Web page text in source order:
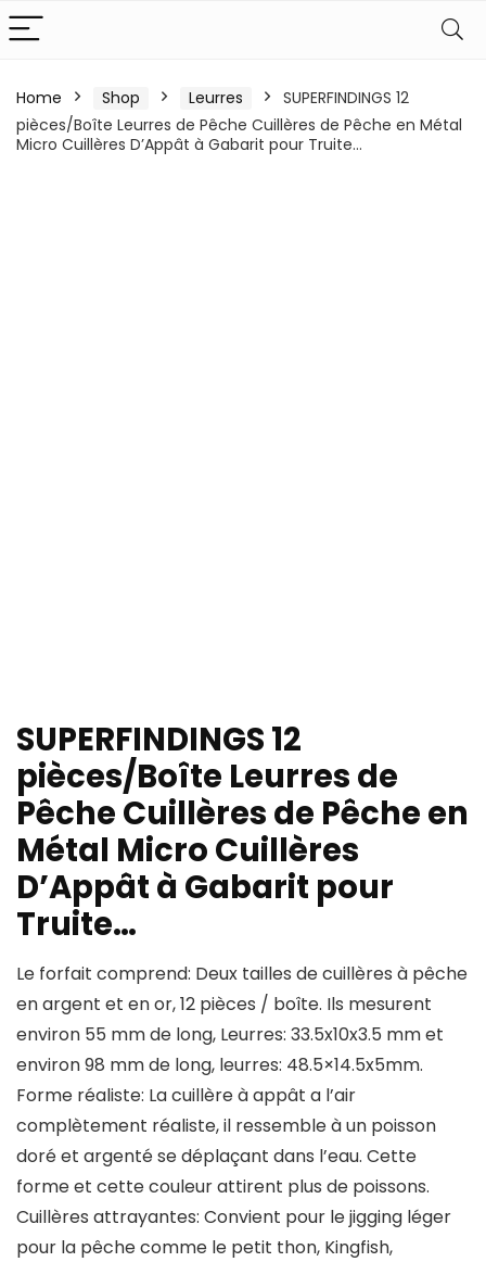
Home Shop Leurres
SUPERFINDINGS 12
pièces/Boîte Leurres de Pêche Cuillères de Pêche en Métal
Micro Cuillères D’Appât à Gabarit pour Truite…
SUPERFINDINGS 12
pièces/Boîte Leurres de
Pêche Cuillères de Pêche en
Métal Micro Cuillères
D’Appât à Gabarit pour
Truite…
Le forfait comprend: Deux tailles de cuillères à pêche
en argent et en or, 12 pièces / boîte. Ils mesurent
environ 55 mm de long, Leurres: 33.5x10x3.5 mm et
environ 98 mm de long, leurres: 48.5×14.5x5mm.
Forme réaliste: La cuillère à appât a l’air
complètement réaliste, il ressemble à un poisson
doré et argenté se déplaçant dans l’eau. Cette
forme et cette couleur attirent plus de poissons.
Cuillères attrayantes: Convient pour le jigging léger
pour la pêche comme le petit thon, Kingfish,